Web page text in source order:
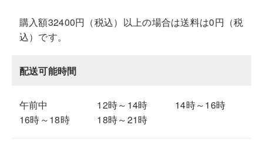
購入額32400円（税込）以上の場合は送料は0円（税
込）です。
配送可能時間
午前中 12時～14時
14時～16時
16時～18時
18時～21時